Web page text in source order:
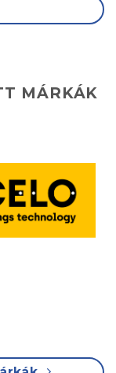
MÁRKÁK